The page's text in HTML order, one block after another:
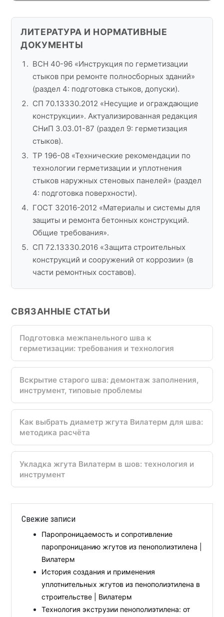
ЛИТЕРАТУРА И НОРМАТИВНЫЕ
ДОКУМЕНТЫ
ВСН 40-96 «Инструкция по герметизации
стыков при ремонте полносборных зданий»
(раздел 4: подготовка стыков, допуски).
СП 70.13330.2012 «Несущие и ограждающие
конструкции». Актуализированная редакция
СНиП 3.03.01-87 (раздел 9: герметизация
стыков).
ТР 196-08 «Технические рекомендации по
технологии герметизации и уплотнения
стыков наружных стеновых панелей» (раздел
4: подготовка поверхности).
ГОСТ 32016-2012 «Материалы и системы для
защиты и ремонта бетонных конструкций.
Общие требования».
СП 72.13330.2016 «Защита строительных
конструкций и сооружений от коррозии» (в
части ремонтных составов).
СВЯЗАННЫЕ СТАТЬИ
Подготовка межпанельного шва к
герметизации: требования и технология
Вскрытие старого шва: демонтаж заполнения,
инструмент, типовые проблемы
Как выбрать диаметр жгута Вилатерм для шва:
методика расчёта
Укладка жгута Вилатерм в шов: технология и
инструмент
Свежие записи
Паропроницаемость и сопротивление
паропроницанию жгутов из пенополиэтилена |
Вилатерм
История создания и применения
уплотнительных жгутов из пенополиэтилена в
строительстве | Вилатерм
Технология экструзии пенополиэтилена: от